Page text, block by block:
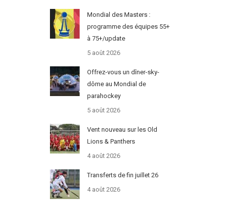
Mondial des Masters :
programme des équipes 55+
à 75+/update
5 août 2026
Offrez-vous un dîner-sky-
dôme au Mondial de
parahockey
5 août 2026
Vent nouveau sur les Old
Lions & Panthers
4 août 2026
Transferts de fin juillet 26
4 août 2026